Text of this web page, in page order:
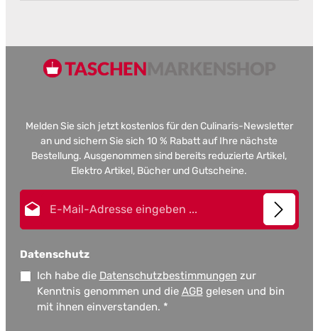
Melden Sie sich jetzt kostenlos für den Culinaris-Newsletter
an und sichern Sie sich 10 % Rabatt auf Ihre nächste
Bestellung. Ausgenommen sind bereits reduzierte Artikel,
Elektro Artikel, Bücher und Gutscheine.
Datenschutz
Ich habe die Datenschutzbestimmungen zur
Kenntnis genommen und die AGB gelesen und bin
mit ihnen einverstanden. *